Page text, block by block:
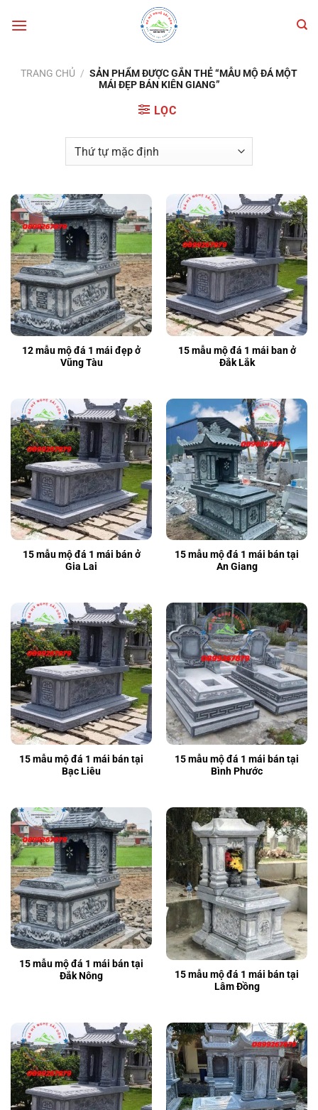
qua
TRANG CHỦ / SẢN PHẨM ĐƯỢC GẮN THẺ “MẪU MỘ ĐÁ MỘT
MÁI ĐẸP BÁN KIÊN GIANG”
LỌC
12 mẫu mộ đá 1 mái đẹp ở
Vũng Tàu
15 mẫu mộ đá 1 mái ban ở
Đắk Lắk
15 mẫu mộ đá 1 mái bán ở
Gia Lai
15 mẫu mộ đá 1 mái bán tại
An Giang
15 mẫu mộ đá 1 mái bán tại
Bạc Liêu
15 mẫu mộ đá 1 mái bán tại
Bình Phước
15 mẫu mộ đá 1 mái bán tại
Đắk Nông
15 mẫu mộ đá 1 mái bán tại
Lâm Đồng